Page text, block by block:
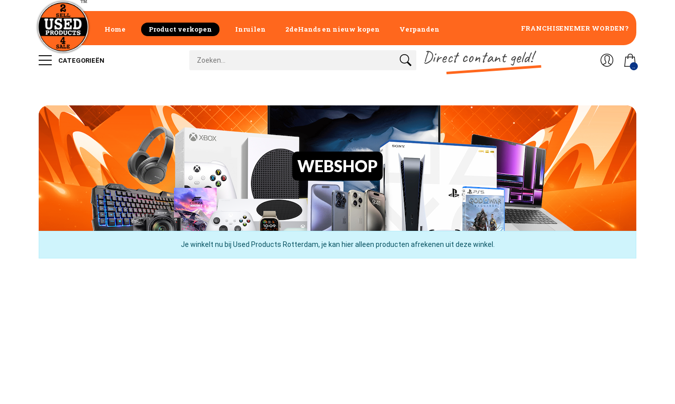
Home Product verkopen Inruilen 2deHands en nieuw kopen Verpanden FRANCHISENEMER WORDEN?
CATEGORIEËN Direct contant geld! ..
WEBSHOP
Je winkelt nu bij Used Products Rotterdam, je kan hier alleen producten afrekenen uit deze winkel.